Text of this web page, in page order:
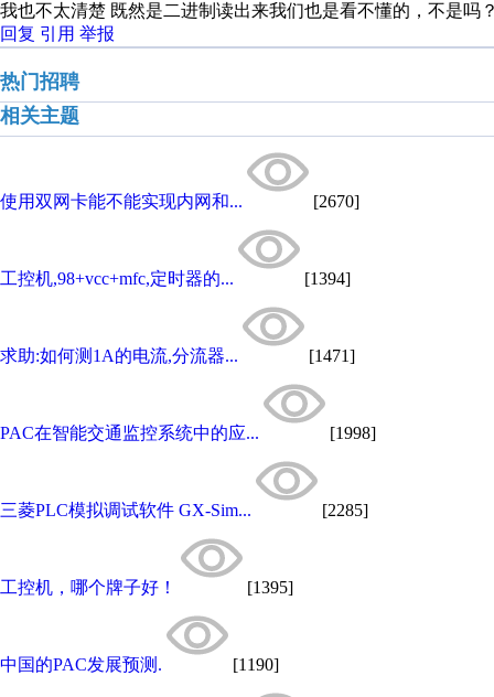
我也不太清楚 既然是二进制读出来我们也是看不懂的，不是吗
回复 引用 举报
热门招聘
相关主题
使用双网卡能不能实现内网和... [2670]
工控机,98+vcc+mfc,定时器的... [1394]
求助:如何测1A的电流,分流器... [1471]
PAC在智能交通监控系统中的应... [1998]
三菱PLC模拟调试软件 GX-Sim... [2285]
工控机，哪个牌子好！ [1395]
中国的PAC发展预测. [1190]